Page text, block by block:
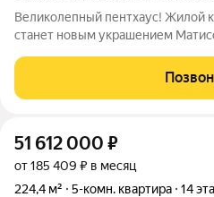
Великолепный пентхаус! Жилой
станет новым украшением
архитектурного решения Mariinka Deluxe
французский стиль XVIIIXIX веков.
51 612 000 ₽
от 185 409 ₽ в месяц
224,4 м²
5-комн. квартира 14